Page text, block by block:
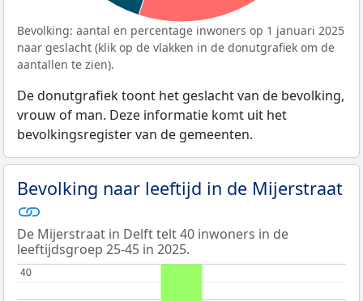
Bevolking: aantal en percentage inwoners op 1 januari 2025
naar geslacht (klik op de vlakken in de donutgrafiek om de
aantallen te zien).
De donutgrafiek toont het geslacht van de bevolking,
vrouw of man. Deze informatie komt uit het
bevolkingsregister van de gemeenten.
Bevolking naar leeftijd in de Mijerstraat
De Mijerstraat in Delft telt 40 inwoners in de
leeftijdsgroep 25-45 in 2025.
40
40